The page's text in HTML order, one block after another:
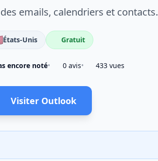
emails, calendriers et contacts.
États-Unis Gratuit
encore noté• 0 avis• 433 vues
Visiter Outlook